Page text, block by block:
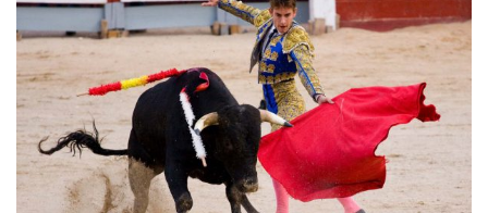
Индюки
Перепела
Утки